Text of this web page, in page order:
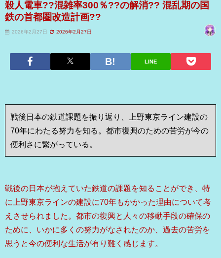
殺人電車??混雑率300％??の解消?? 混乱期の国
鉄の首都圏改造計画??
2026年2月27日 2026年2月27日
LINE
戦後日本の鉄道課題を振り返り、上野東京ライン建設の
70年にわたる努力を知る。都市復興のための苦労が今の
便利さに繋がっている。
戦後の日本が抱えていた鉄道の課題を知ることができ、特
に上野東京ラインの建設に70年もかかった理由について考
えさせられました。都市の復興と人々の移動手段の確保の
ために、いかに多くの努力がなされたのか、過去の苦労を
思うと今の便利な生活が有り難く感じます。